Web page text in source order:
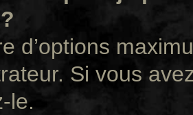
d’options
Si vous
le.